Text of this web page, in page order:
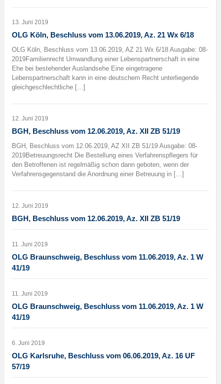
13. Juni 2019
OLG Köln, Beschluss vom 13.06.2019, Az. 21 Wx 6/18
OLG Köln, Beschluss vom 13.06.2019, AZ 21 Wx 6/18 Ausgabe: 08-
2019Familienrecht Umwandlung einer Lebenspartnerschaft in eine
Ehe bei bestehender Auslandsehe Eine eingetragene
Lebenspartnerschaft kann in eine deutschem Recht unterliegende
gleichgeschlechtliche […]
12. Juni 2019
BGH, Beschluss vom 12.06.2019, Az. XII ZB 51/19
BGH, Beschluss vom 12.06.2019, AZ XII ZB 51/19 Ausgabe: 08-
2019Betreuungsrecht Die Bestellung eines Verfahrenspflegers für
den Betroffenen ist regelmäßig schon dann geboten, wenn der
Verfahrensgegenstand die Anordnung einer Betreuung in […]
12. Juni 2019
BGH, Beschluss vom 12.06.2019, Az. XII ZB 51/19
11. Juni 2019
OLG Braunschweig, Beschluss vom 11.06.2019, Az. 1 W
41/19
11. Juni 2019
OLG Braunschweig, Beschluss vom 11.06.2019, Az. 1 W
41/19
6. Juni 2019
OLG Karlsruhe, Beschluss vom 06.06.2019, Az. 16 UF
57/19